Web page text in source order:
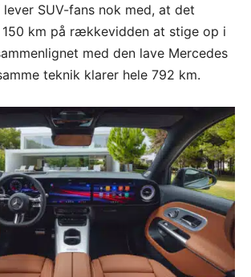
SUV-fans nok med, at det
km på rækkevidden at stige op i
med den lave Mercedes
teknik klarer hele 792 km.